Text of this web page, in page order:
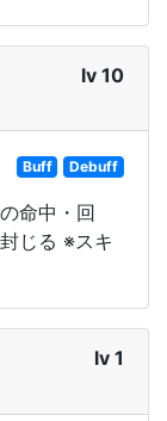
lv 10
Buff Debuff
命中・回
じる ※スキ
lv 1